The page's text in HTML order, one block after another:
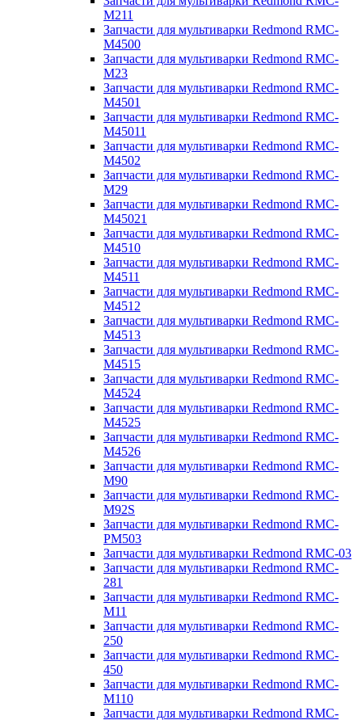
M211
Запчасти для мультиварки Redmond RMC-
M4500
Запчасти для мультиварки Redmond RMC-
M23
Запчасти для мультиварки Redmond RMC-
M4501
Запчасти для мультиварки Redmond RMC-
M45011
Запчасти для мультиварки Redmond RMC-
M4502
Запчасти для мультиварки Redmond RMC-
M29
Запчасти для мультиварки Redmond RMC-
M45021
Запчасти для мультиварки Redmond RMC-
M4510
Запчасти для мультиварки Redmond RMC-
M4511
Запчасти для мультиварки Redmond RMC-
M4512
Запчасти для мультиварки Redmond RMC-
M4513
Запчасти для мультиварки Redmond RMC-
M4515
Запчасти для мультиварки Redmond RMC-
M4524
Запчасти для мультиварки Redmond RMC-
M4525
Запчасти для мультиварки Redmond RMC-
M4526
Запчасти для мультиварки Redmond RMC-
M90
Запчасти для мультиварки Redmond RMC-
M92S
Запчасти для мультиварки Redmond RMC-
PM503
Запчасти для мультиварки Redmond RMC-03
Запчасти для мультиварки Redmond RMC-
281
Запчасти для мультиварки Redmond RMC-
M11
Запчасти для мультиварки Redmond RMC-
250
Запчасти для мультиварки Redmond RMC-
450
Запчасти для мультиварки Redmond RMC-
M110
Запчасти для мультиварки Redmond RMC-